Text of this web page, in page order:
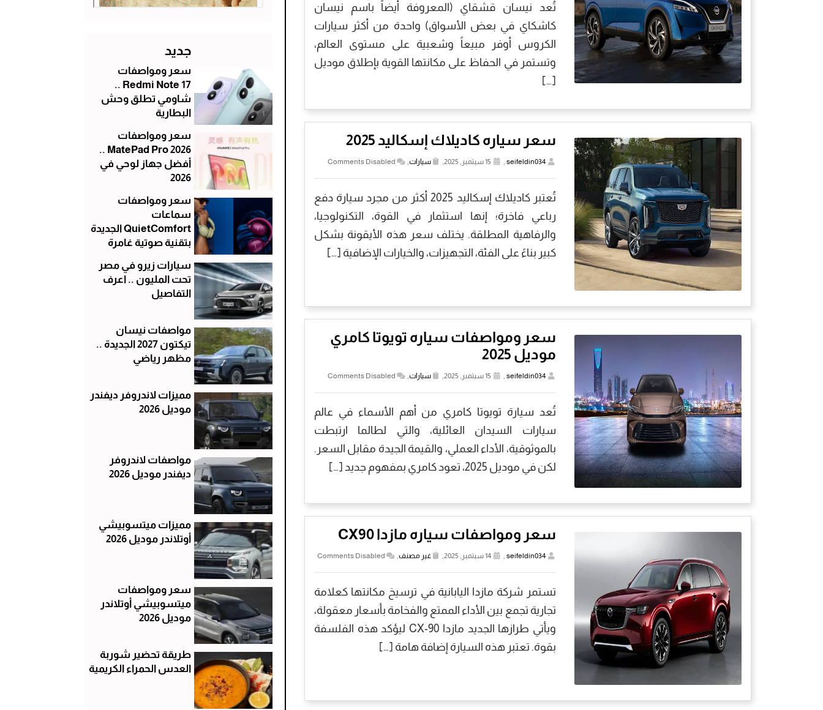
​تُعد نيسان قشقاي (المعروفة أيضاً باسم نيسان
كاشكاي في بعض الأسواق) واحدة من أكثر سيارات
الكروس أوفر مبيعاً وشعبية على مستوى العالم،
وتستمر في الحفاظ على مكانتها القوية بإطلاق موديل
[…]
سعر سياره كاديلاك إسكاليد 2025
seifeldin034
, 15 سبتمبر, 2025, سيارات,
Comments Disabled
تُعتبر كاديلاك إسكاليد 2025 أكثر من مجرد سيارة دفع
رباعي فاخرة؛ إنها استثمار في القوة، التكنولوجيا،
والرفاهية المطلقة. يختلف سعر هذه الأيقونة بشكل
كبير بناءً على الفئة، التجهيزات، والخيارات الإضافية […]
سعر ومواصفات سياره تويوتا كامري
موديل 2025
seifeldin034
, 15 سبتمبر, 2025, سيارات,
Comments Disabled
تُعد سيارة تويوتا كامري من أهم الأسماء في عالم
سيارات السيدان العائلية، والتي لطالما ارتبطت
بالموثوقية، الأداء العملي، والقيمة الجيدة مقابل السعر.
لكن في موديل 2025، تعود كامري بمفهوم جديد […]
سعر ومواصفات سياره مازدا CX90
seifeldin034
, 14 سبتمبر, 2025, غير مصنف,
Comments Disabled
تستمر شركة مازدا اليابانية في ترسيخ مكانتها كعلامة
تجارية تجمع بين الأداء الممتع والفخامة بأسعار معقولة،
ويأتي طرازها الجديد مازدا CX-90 ليؤكد هذه الفلسفة
بقوة. تعتبر هذه السيارة إضافة هامة […]
جديد
سعر ومواصفات
Redmi Note 17 ..
شاومي تطلق وحش
البطارية
سعر ومواصفات
MatePad Pro 2026 ..
أفضل جهاز لوحي في
2026
سعر ومواصفات
سماعات
QuietComfort الجديدة
بتقنية صوتية غامرة
سيارات زيرو في مصر
تحت المليون .. اعرف
التفاصيل
مواصفات نيسان
تيكتون 2027 الجديدة ..
مظهر رياضي
مميزات لاندروفر ديفندر
موديل 2026
مواصفات لاندروفر
ديفندر موديل 2026
مميزات ميتسوبيشي
أوتلاندر موديل 2026
سعر ومواصفات
ميتسوبيشي أوتلاندر
موديل 2026
طريقة تحضير شوربة
العدس الحمراء الكريمية